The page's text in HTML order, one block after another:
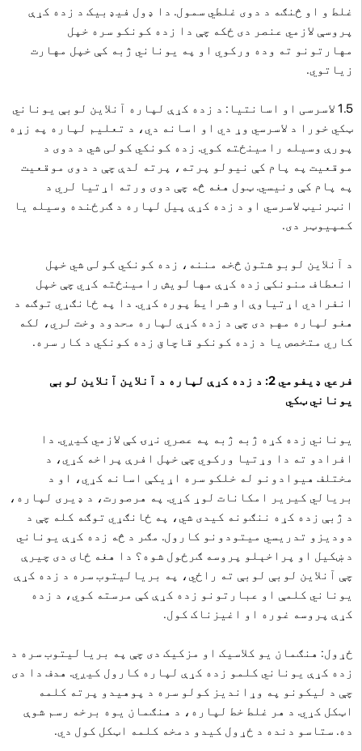
غلط و او څنګه د دوی غلطي سمول. دا ډول فیډبیک د زده کړې
پروسې لازمي عنصر دی ځکه چې دا زده کونکو سره خپل
مهارتونو ته وده ورکوي او په یوناني ژبه کې خپل مهارت
زیاتوي.
1.5 لاسرسی او اسانتیا: د زده کړې لپاره آنلاین لوبې یوناني
ټکي خورا د لاسرسي وړ دي او اسانه دي، د تعلیم لپاره په زړه
پورې وسیله رامینځته کوي. زده کونکي کولی شي د دوی د
موقعیت په پام کې نیولو پرته، پرته لدې چې د دوی موقعیت
په پام کې ونیسي. ټول هغه څه چې دوی ورته اړتیا لري د
انټرنیټ لاسرسي او د زده کړې پیل لپاره د ګرځنده وسیله یا
کمپیوټر دی.
د آنلاین لوبو شتون څخه مننه، زده کونکي کولی شي خپل
انعطاف منونکې زده کړې مهالویش رامینځته کړي چې خپل
انفرادي اړتیاوې او شرایط پوره کړي. دا په ځانګړي توګه د
هغو لپاره مهم دی چې د زده کړې لپاره محدود وخت لري، لکه
کاري متخصص یا د زده کونکو قاچاق زده کونکي د کار سره.
فرعي ډیفومي 2: د زده کړې لپاره د آنلاین آنلاین لوبې
یوناني ټکي
یوناني زده کړه ژبه ژبه په عصري نړۍ کې لازمي کیږي. دا
افرادو ته دا وړتیا ورکوي چې خپل افرې پراخه کړي، د
مختلف هیوادونو له خلکو سره اړیکې اسانه کړي، او د
بریالي کیریر امکانات لوړ کړي. په هرصورت، د ډیری لپاره،
د ژبې زده کړه ننګونه کیدی شي، په ځانګړي توګه کله چې د
دودیزو تدریسي میتودونو کارول. مګر د څه زده کړې یوناني
د ښکیل او پراخېلو پروسه ګرځول شوه؟ دا هغه ځای دی چیرې
چې آنلاین لوبې لوبې ته راځي، په بریالیتوب سره د زده کړې
یوناني کلمې او عبارتونو زده کړې کې مرسته کوي، د زده
کړې پروسه غوره او اغیزناک کول.
ځړول: هنګمان یو کلاسیک او مزکیک دی چې په بریالیتوب سره د
زده کړې یوناني کلمو زده کړې لپاره کارول کیږي. هدف دا دی
چې د لیکونو په وړاندیز کولو سره د پوهیدو پرته کلمه
اټکل کړي. د هر غلط خط لپاره، د هنګمان یوه برخه رسم شوې
ده. ستاسو دنده د ځړول کیدو دمخه کلمه اټکل کول دي.